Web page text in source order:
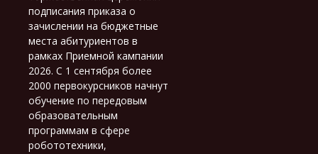
подписания приказа о
зачислении на бюджетные
места абитуриентов в
рамках Приемной кампании
2026. С 1 сентября более
2000 первокурсников начнут
обучение по передовым
образовательным
программам в сфере
робототехники,